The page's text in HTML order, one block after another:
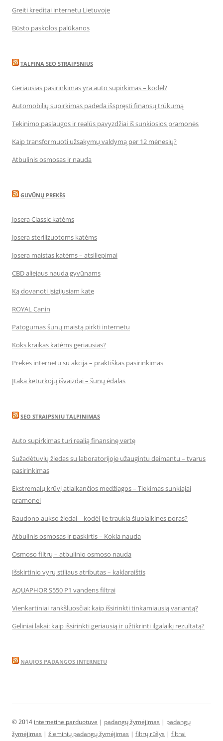
Greiti kreditai internetu Lietuvoje
Būsto paskolos palūkanos
TALPINA SEO STRAIPSNIUS
Geriausias pasirinkimas yra auto supirkimas – kodėl?
Automobilių supirkimas padeda išspręsti finansų trūkumą
Tekinimo paslaugos ir realūs pavyzdžiai iš sunkiosios pramonės
Kaip transformuoti užsakymų valdymą per 12 mėnesių?
Atbulinis osmosas ir nauda
GUVŪNŲ PREKĖS
Josera Classic katėms
Josera sterilizuotoms katėms
Josera maistas katėms – atsiliepimai
CBD aliejaus nauda gyvūnams
Ką dovanoti įsigijusiam katę
ROYAL Canin
Patogumas šunų maistą pirkti internetu
Koks kraikas katėms geriausias?
Prekės internetu su akcija – praktiškas pasirinkimas
Įtaka keturkojų išvaizdai – šunų ėdalas
SEO STRAIPSNIU TALPINIMAS
Auto supirkimas turi realią finansinę vertę
Sužadėtuvių žiedas su laboratorijoje užaugintu deimantu – tvarus
pasirinkimas
Ekstremalų krūvį atlaikančios medžiagos – Tiekimas sunkiajai
pramonei
Raudono aukso žiedai – kodėl jie traukia šiuolaikines poras?
Atbulinis osmosas ir paskirtis – Kokia nauda
Osmoso filtrų – atbulinio osmoso nauda
Išskirtinio vyrų stiliaus atributas – kaklaraištis
AQUAPHOR S550 P1 vandens filtrai
Vienkartiniai rankšluosčiai: kaip išsirinkti tinkamiausią variantą?
Geliniai lakai: kaip išsirinkti geriausią ir užtikrinti ilgalaikį rezultatą?
NAUJOS PADANGOS INTERNETU
© 2014 internetine parduotuve | padangų žymėjimas | padangų
žymėjimas | žieminių padangų žymėjimas | filtrų rūšys | filtrai